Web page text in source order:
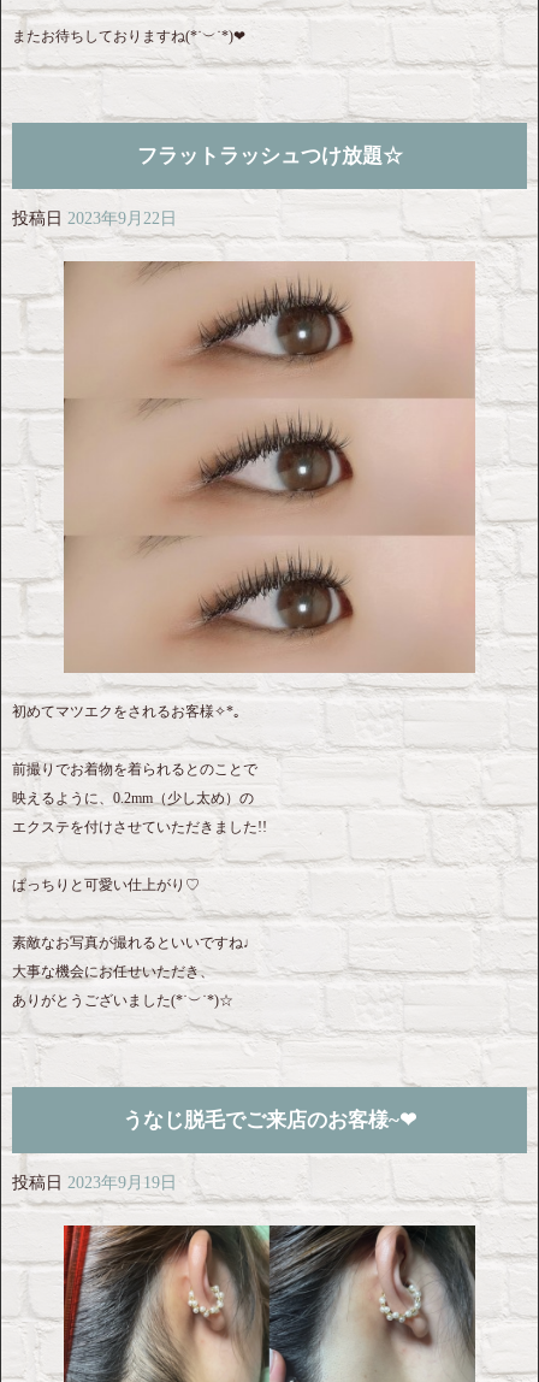
またお待ちしておりますね(*˙︶˙*)‪❤︎‬
フラットラッシュつけ放題☆
投稿日 2023年9月22日
初めてマツエクをされるお客様✧*｡
前撮りでお着物を着られるとのことで
映えるように、0.2mm（少し太め）の
エクステを付けさせていただきました!!
ぱっちりと可愛い仕上がり♡
素敵なお写真が撮れるといいですね♩
大事な機会にお任せいただき、
ありがとうございました(*˙︶˙*)☆
うなじ脱毛でご来店のお客様~❤︎
投稿日 2023年9月19日